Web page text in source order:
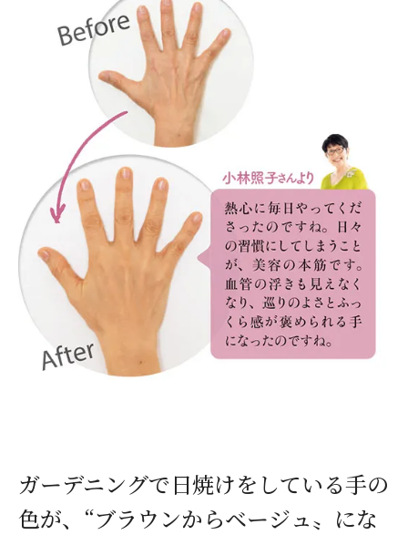
ガーデニングで日焼けをしている手の
色が、“ブラウンからベージュ〟にな